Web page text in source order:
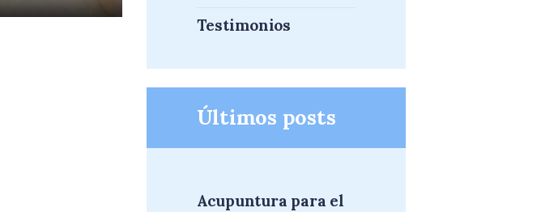
Testimonios
Últimos posts
Acupuntura para el